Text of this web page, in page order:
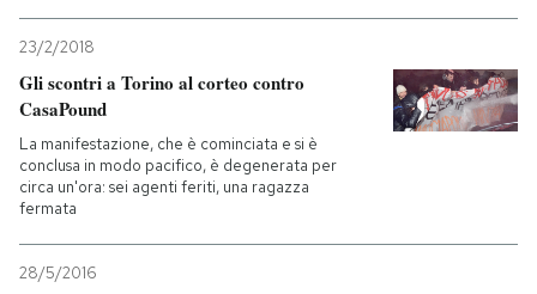
23/2/2018
Gli scontri a Torino al corteo contro
CasaPound
La manifestazione, che è cominciata e si è
conclusa in modo pacifico, è degenerata per
circa un'ora: sei agenti feriti, una ragazza
fermata
28/5/2016